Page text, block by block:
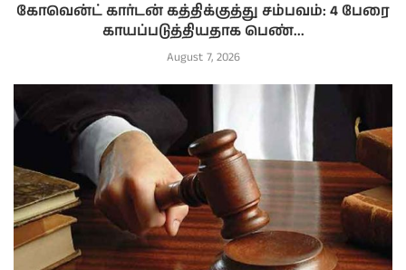
கோவென்ட் கார்டன் கத்திக்குத்து சம்பவம்: 4 பேரை
காயப்படுத்தியதாக பெண்...
August 7, 2026